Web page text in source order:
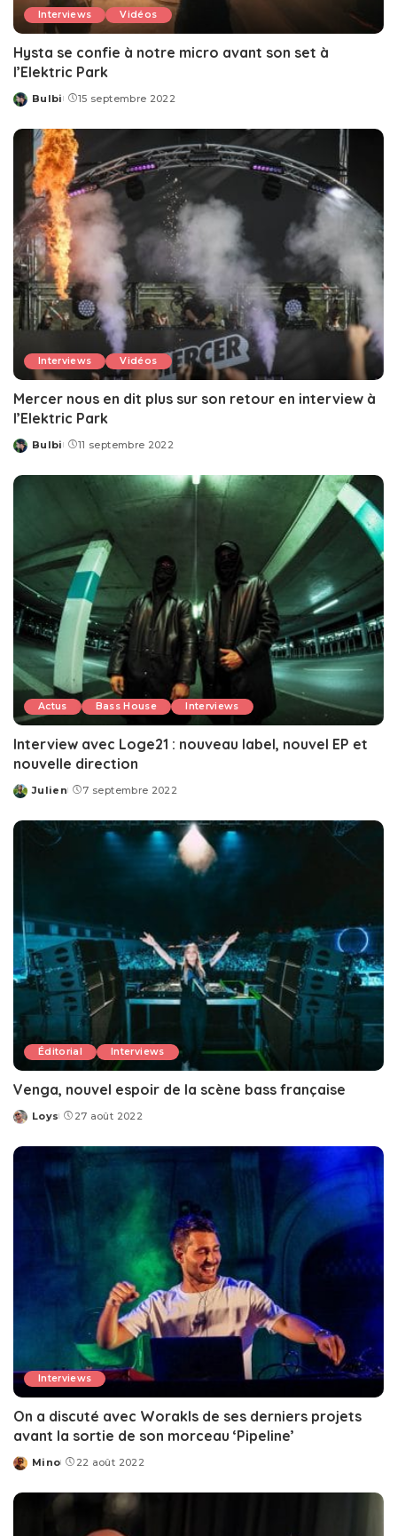
Interviews Vidéos
Hysta se confie à notre micro avant son set à
l’Elektric Park
Posted
Bulbi 15 septembre 2022
Interviews Vidéos
Mercer nous en dit plus sur son retour en interview à
l’Elektric Park
Posted
Bulbi 11 septembre 2022
Actus Bass House Interviews
Interview avec Loge21 : nouveau label, nouvel EP et
nouvelle direction
Posted
Julien 7 septembre 2022
Éditorial Interviews
Venga, nouvel espoir de la scène bass française
Posted
Loys 27 août 2022
Interviews
On a discuté avec Worakls de ses derniers projets
avant la sortie de son morceau ‘Pipeline’
Posted
Mino 22 août 2022